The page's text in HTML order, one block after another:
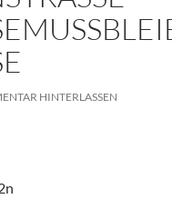
HINTERLASSEN